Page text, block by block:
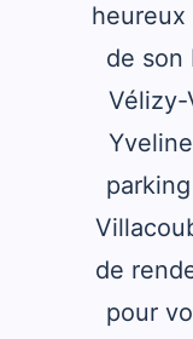
de son
Vélizy-
de
pour